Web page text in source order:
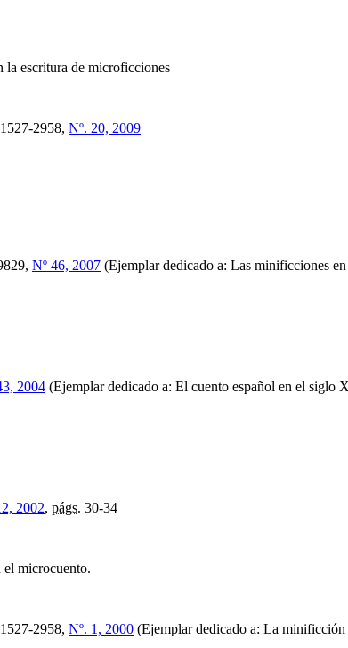
escritura de microficciones
1527-2958, Nº. 20, 2009
Nº 46, 2007 (Ejemplar dedicado a: Las minificciones
2004 (Ejemplar dedicado a: El cuento español en el siglo
2002, págs. 30-34
el microcuento.
1527-2958, Nº. 1, 2000 (Ejemplar dedicado a: La